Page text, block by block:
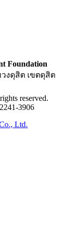
Foundation
งดุสิต เขตดุสิต
reserved.
3906
Ltd.